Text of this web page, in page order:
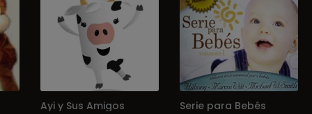
Ayi y Sus Amigos Serie para Bebés